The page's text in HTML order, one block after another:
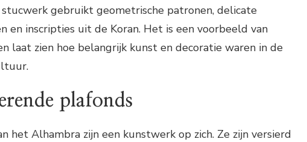
gebruikt geometrische patronen, delicate
en inscripties uit de Koran. Het is een voorbeeld van
laat zien hoe belangrijk kunst en decoratie waren in de
plafonds
het Alhambra zijn een kunstwerk op zich. Ze zijn versierd